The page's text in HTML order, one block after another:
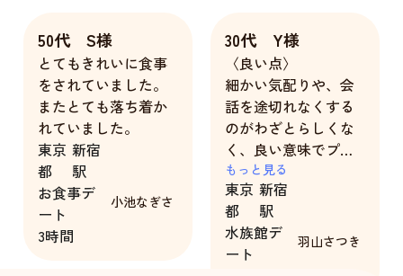
50代 S様
とてもきれいに食事
をされていました。
またとても落ち着か
れていました。
東京
都
新宿
駅
お食事デ
ート
3時間
小池なぎさ
30代 Y様
〈良い点〉
細かい気配りや、会
話を途切れなくする
のがわざとらしくな
く、良い意味でプロ
っぽさのない自然な
明るさがあり、ビジ
ネス感がありませ
ん。親しみやすさの
裏に、隠しきれない
もっと見る
東京
都
新宿
駅
水族館デ
ート
羽山さつき